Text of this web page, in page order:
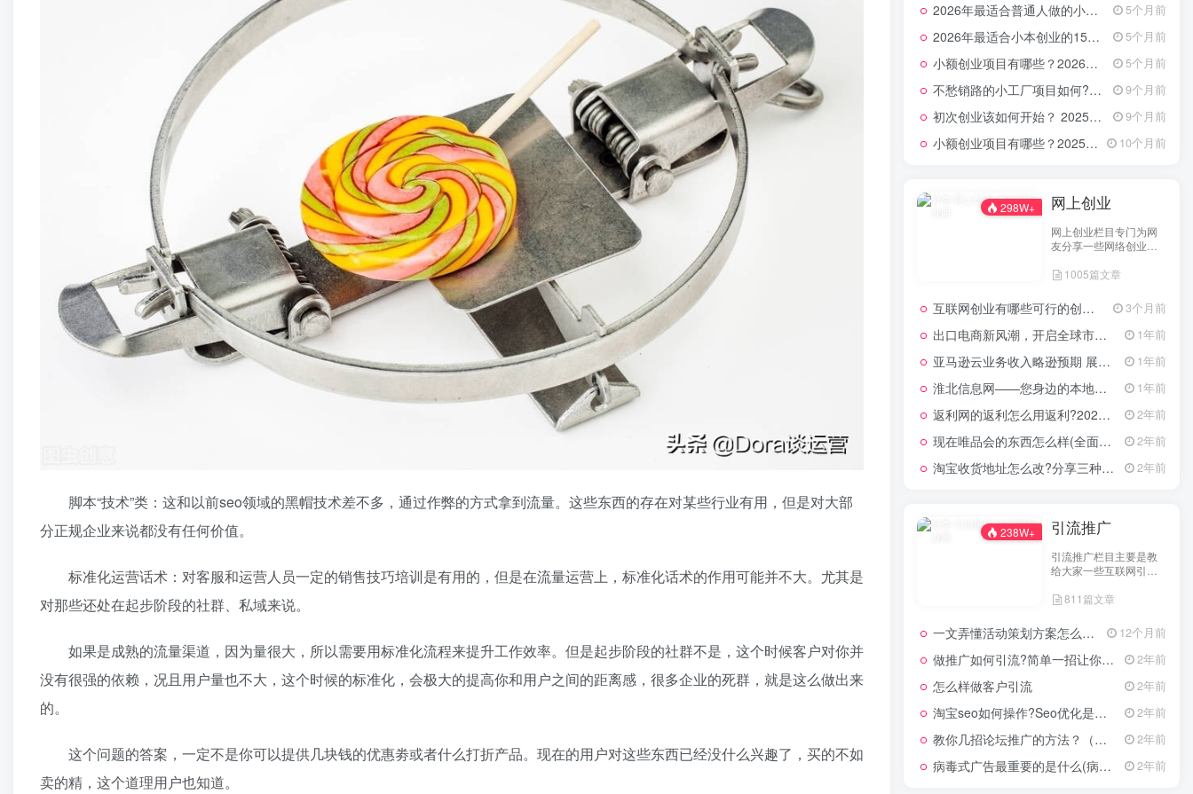
脚本“技术”类：这和以前seo领域的黑帽技术差不多，通过作弊的方式拿到流量。这些东西的存在对某些行业有用，但是对大部
分正规企业来说都没有任何价值。
标准化运营话术：对客服和运营人员一定的销售技巧培训是有用的，但是在流量运营上，标准化话术的作用可能并不大。尤其是
对那些还处在起步阶段的社群、私域来说。
如果是成熟的流量渠道，因为量很大，所以需要用标准化流程来提升工作效率。但是起步阶段的社群不是，这个时候客户对你并
没有很强的依赖，况且用户量也不大，这个时候的标准化，会极大的提高你和用户之间的距离感，很多企业的死群，就是这么做出来
的。
这个问题的答案，一定不是你可以提供几块钱的优惠劵或者什么打折产品。现在的用户对这些东西已经没什么兴趣了，买的不如
卖的精，这个道理用户也知道。
2026年最适合普通人做的小生意！看完对你有收获的实用清单 5个月前
2026年最适合小本创业的15大类20个项目，月入过万不是梦 5个月前
小额创业项目有哪些？2026年指南：低成本高回报的40个轻资产赛道全解析 5个月前
不愁销路的小工厂项目如何?2025年最新10种项目不愁销路 9个月前
初次创业该如何开始？ 2025年最新适合年轻人的低成本创业项目 9个月前
小额创业项目有哪些？2025年最新15个小额投资创业好项目 10个月前
298W+ 网上创业
网上创业栏目专门为网
友分享一些网络创业项
上创业做生意经验以及
1005篇文章
互联网创业有哪些可行的创业方案？ 3个月前
出口电商新风潮，开启全球市场的数字化之门 1年前
亚马逊云业务收入略逊预期 展望未来创新潜力依然可期 1年前
淮北信息网——您身边的本地生活服务平台 1年前
返利网的返利怎么用返利?2024年网购返利教程 2年前
现在唯品会的东西怎么样(全面评测其产品质量) 2年前
淘宝收货地址怎么改?分享三种最常见的修改方式 2年前
238W+ 引流推广
引流推广栏目主要是教
给大家一些互联网引流
业的引流技术和推广技
在犯难！
811篇文章
一文弄懂活动策划方案怎么写，2025年最新超全干货来了！ 12个月前
做推广如何引流?简单一招让你流量爆增 2年前
怎么样做客户引流 2年前
淘宝seo如何操作?Seo优化是什么意思? 2年前
教你几招论坛推广的方法？（具体论坛推广的步骤） 2年前
病毒式广告最重要的是什么(病毒式广告的创意策略) 2年前